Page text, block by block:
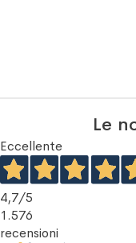
Le
Eccellente
4,7/5
1.576
recensioni